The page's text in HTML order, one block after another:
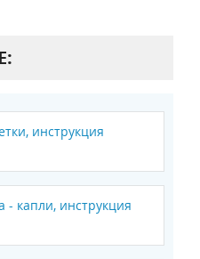
инструкция
- капли, инструкция